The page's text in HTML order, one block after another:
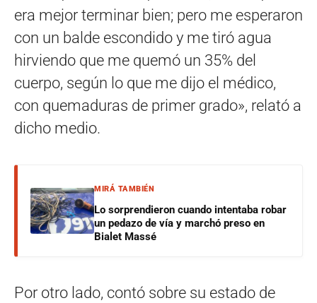
era mejor terminar bien; pero me esperaron
con un balde escondido y me tiró agua
hirviendo que me quemó un 35% del
cuerpo, según lo que me dijo el médico,
con quemaduras de primer grado», relató a
dicho medio.
MIRÁ TAMBIÉN
Lo sorprendieron cuando intentaba robar
un pedazo de vía y marchó preso en
Bialet Massé
Por otro lado, contó sobre su estado de